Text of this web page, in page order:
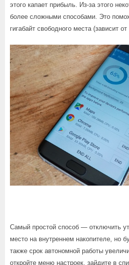
этого капает прибыль. Из-за этого
более сложными способами. Это
гигабайт свободного места (зависит
Самый простой способ — отключить
место на внутреннем накопителе, но
также срок автономной работы
откройте меню настроек, зайдите в